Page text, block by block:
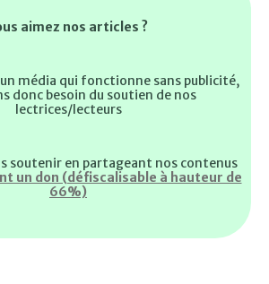
aimez nos articles ?
média qui fonctionne sans publicité,
donc besoin du soutien de nos
lectrices/lecteurs
soutenir en partageant nos contenus
un don (défiscalisable à hauteur de
66%)